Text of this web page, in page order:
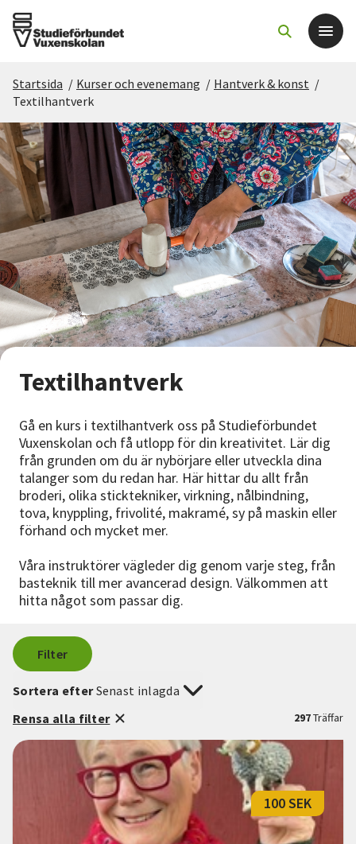
Det här gör vi
För dig som
Sök kurser och evenemang
Om SV
Starta studiecirkel
Cirkelledare
Lyssna
Startsida / Kurser och evenemang / Hantverk & konst /
Textilhantverk
Textilhantverk
Gå en kurs i textilhantverk oss på Studieförbundet
Vuxenskolan och få utlopp för din kreativitet. Lär dig
från grunden om du är nybörjare eller utveckla dina
talanger som du redan har. Här hittar du allt från
broderi, olika sticktekniker, virkning, nålbindning,
tova, knyppling, frivolité, makramé, sy på maskin eller
förhand och mycket mer.
Våra instruktörer vägleder dig genom varje steg, från
basteknik till mer avancerad design. Välkommen att
hitta något som passar dig.
Filter
297Träffar
Sortera efterSenast inlagda
Rensa alla filter
100 SEK